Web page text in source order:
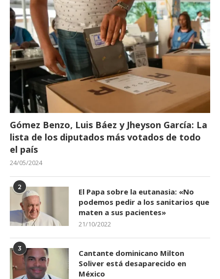
Gómez Benzo, Luis Báez y Jheyson García: La
lista de los diputados más votados de todo
el país
24/05/2024
2
El Papa sobre la eutanasia: «No
podemos pedir a los sanitarios que
maten a sus pacientes»
21/10/2022
3
Cantante dominicano Milton
Soliver está desaparecido en
México